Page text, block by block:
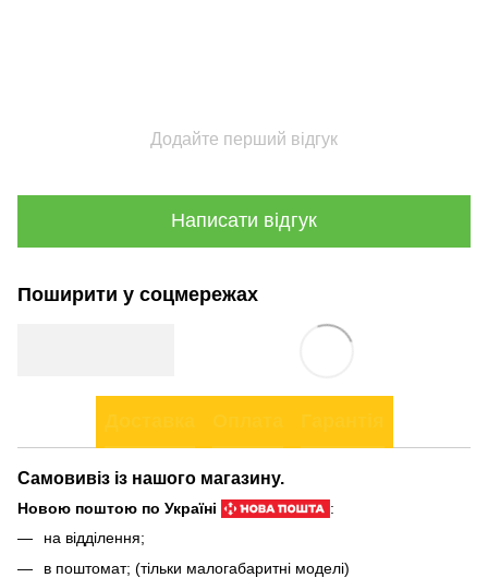
Додайте перший відгук
Написати відгук
Поширити у соцмережах
Самовивіз із нашого магазину.
Новою поштою по Україні
:
на відділення;
в поштомат; (тільки малогабаритні моделі)